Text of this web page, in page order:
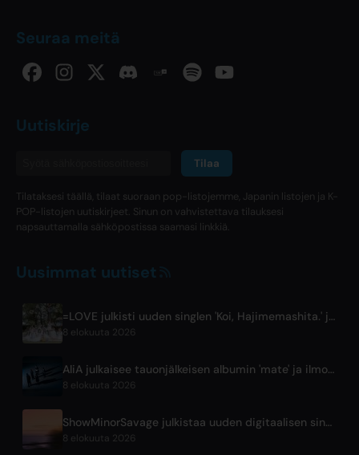
Seuraa meitä
Uutiskirje
Tilaa
Tilataksesi täällä, tilaat suoraan pop-listojemme, Japanin listojen ja K-
POP-listojen uutiskirjeet. Sinun on vahvistettava tilauksesi
napsauttamalla sähköpostissa saamasi linkkiä.
Uusimmat uutiset
=LOVE julkisti uuden singlen 'Koi, Hajimemashita.' ja Tokyo Domena konsertit
8 elokuuta 2026
AliA julkaisee tauonjälkeisen albumin 'mate' ja ilmoittaa Tokion live-esityksestä
8 elokuuta 2026
ShowMinorSavage julkistaa uuden digitaalisen singlen 'Gradation'
8 elokuuta 2026